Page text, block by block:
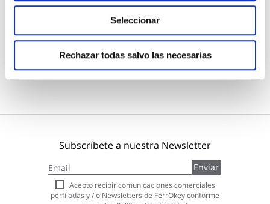
Seleccionar
Rechazar todas salvo las necesarias
15,50 €
Añadir al carrito
Subscríbete a nuestra Newsletter
a
nuestro
boletín
de
Enviar
Acepto recibir comunicaciones comerciales
perfiladas y / o Newsletters de FerrOkey conforme